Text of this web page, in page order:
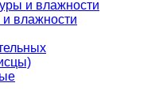
и влажности
влажности